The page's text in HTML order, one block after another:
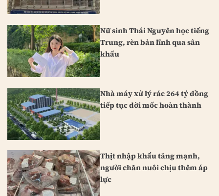
Nữ sinh Thái Nguyên học tiếng
Trung, rèn bản lĩnh qua sân
khấu
Nhà máy xử lý rác 264 tỷ đồng
tiếp tục dời mốc hoàn thành
Thịt nhập khẩu tăng mạnh,
người chăn nuôi chịu thêm áp
lực